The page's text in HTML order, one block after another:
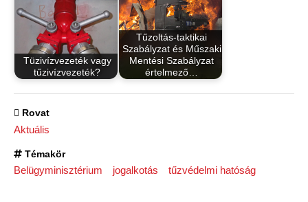
Tüzivízvezeték vagy
tűzivízvezeték?
Tűzoltás-taktikai
Szabályzat és Műszaki
Mentési Szabályzat
értelmező…
Rovat
Aktuális
Témakör
Belügyminisztérium jogalkotás tűzvédelmi hatóság